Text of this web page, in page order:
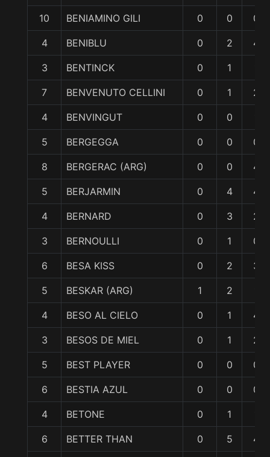
10 BENIAMINO GILI 0 0 0
4 BENIBLU 0 2 4
3 BENTINCK 0 1
7 BENVENUTO CELLINI 0 1 2
4 BENVINGUT 0 0
5 BERGEGGA 0 0 0
8 BERGERAC (ARG) 0 0 4
5 BERJARMIN 0 4 4
4 BERNARD 0 3 2
3 BERNOULLI 0 1 0
6 BESA KISS 0 2 3
5 BESKAR (ARG) 1 2
4 BESO AL CIELO 0 1 4
3 BESOS DE MIEL 0 1 2
5 BEST PLAYER 0 0 0
6 BESTIA AZUL 0 0 0
4 BETONE 0 1
6 BETTER THAN 0 5 4